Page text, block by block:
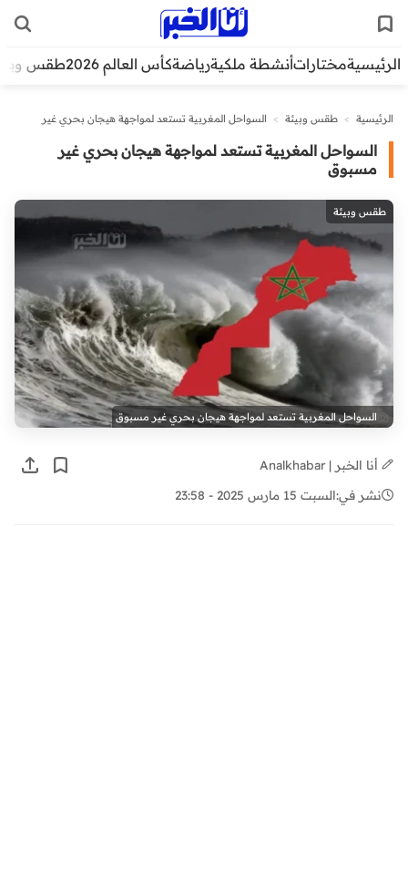
الرئيسيةمختاراتأنشطة ملكيةرياضةكأس العالم 2026 طقس
الرئيسية > طقس وبيئة >
السواحل المغربية تستعد لمواجهة هيجان بحري غير
السواحل المغربية تستعد لمواجهة هيجان بحري غير
مسبوق
طقس وبيئة
السواحل المغربية تستعد لمواجهة هيجان بحري غير مسبوق
أنا الخبر | Analkhabar
نشر في:السبت 15 مارس 2025 - 23:58